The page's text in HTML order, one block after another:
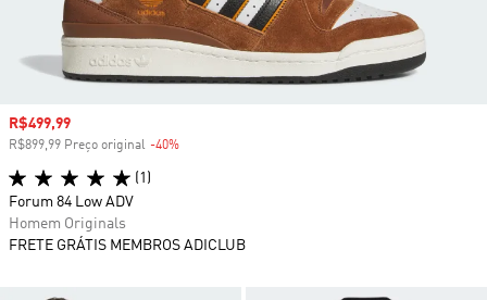
Preço com desconto
R$499,99
R$899,99 Preço original -40%
(1)
Forum 84 Low ADV
Homem Originals
FRETE GRÁTIS MEMBROS ADICLUB